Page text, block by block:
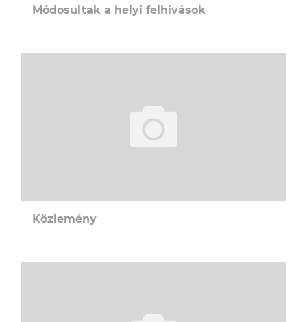
Módosultak a helyi felhívások
Közlemény